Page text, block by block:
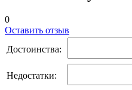
0
Оставить отзыв
Достоинства:
Недостатки: